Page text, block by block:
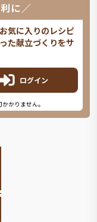
に／
気に入りのレシピ
た献立づくりをサ
ログイン
かりません。